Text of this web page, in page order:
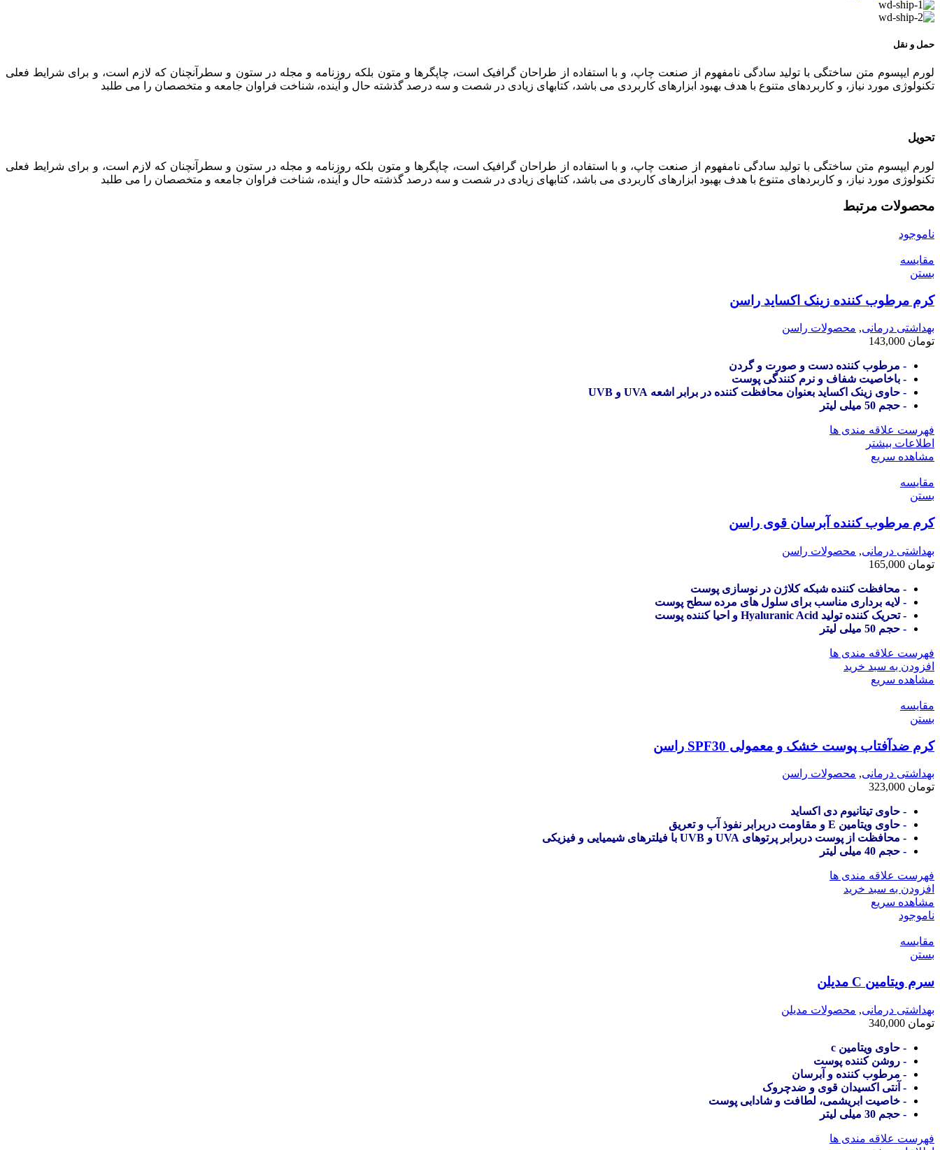
حمل و نقل
لورم ایپسوم متن ساختگی با تولید سادگی نامفهوم از صنعت چاپ، و با استفاده از طراحان گرافیک است، چاپگرها و متون بلکه روزنامه و مجله در ستون و سطرآنچنان که لازم است، و برای شرایط فعلی
تکنولوژی مورد نیاز، و کاربردهای متنوع با هدف بهبود ابزارهای کاربردی می باشد، کتابهای زیادی در شصت و سه درصد گذشته حال و آینده، شناخت فراوان جامعه و متخصصان را می طلبد
تحویل
لورم ایپسوم متن ساختگی با تولید سادگی نامفهوم از صنعت چاپ، و با استفاده از طراحان گرافیک است، چاپگرها و متون بلکه روزنامه و مجله در ستون و سطرآنچنان که لازم است، و برای شرایط فعلی
تکنولوژی مورد نیاز، و کاربردهای متنوع با هدف بهبود ابزارهای کاربردی می باشد، کتابهای زیادی در شصت و سه درصد گذشته حال و آینده، شناخت فراوان جامعه و متخصصان را می طلبد
محصولات مرتبط
ناموجود
مقایسه
بستن
کرم مرطوب کننده زینک اکساید راسن
بهداشتی درمانی, محصولات راسن
تومان
- مرطوب کننده دست و صورت و گردن
- باخاصیت شفاف و نرم کنندگی پوست
- حاوی زینک اکساید بعنوان محافظت کننده در برابر اشعه UVA و UVB
- حجم 50 میلی لیتر
فهرست علاقه مندی ها
اطلاعات بیشتر
مشاهده سریع
مقایسه
بستن
کرم مرطوب کننده آبرسان قوی راسن
بهداشتی درمانی, محصولات راسن
تومان
- محافظت کننده شبکه کلاژن در نوسازی پوست
- لایه برداری مناسب برای سلول های مرده سطح پوست
- تحریک کننده تولید Hyaluranic Acid و احیا کننده پوست
- حجم 50 میلی لیتر
فهرست علاقه مندی ها
افزودن به سبد خرید
مشاهده سریع
مقایسه
بستن
کرم ضدآفتاب پوست خشک و معمولی SPF30 راسن
بهداشتی درمانی, محصولات راسن
تومان
- حاوی تیتانیوم دی اکساید
- حاوی ویتامین E و مقاومت دربرابر نفوذ آب و تعریق
- محافظت از پوست دربرابر پرتوهای UVA و UVB با فیلترهای شیمیایی و فیزیکی
- حجم 40 میلی لیتر
فهرست علاقه مندی ها
افزودن به سبد خرید
مشاهده سریع
ناموجود
مقایسه
بستن
سرم ویتامین C مدیلن
بهداشتی درمانی, محصولات مدیلن
تومان
- حاوی ویتامین c
- روشن کننده پوست
- مرطوب کننده و آبرسان
- آنتی اکسیدان قوی و ضدچروک
- خاصیت ابریشمی، لطافت و شادابی پوست
- حجم 30 میلی لیتر
فهرست علاقه مندی ها